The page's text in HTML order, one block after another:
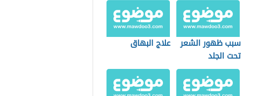
سبب ظهور الشعر
تحت الجلد
علاج البهاق